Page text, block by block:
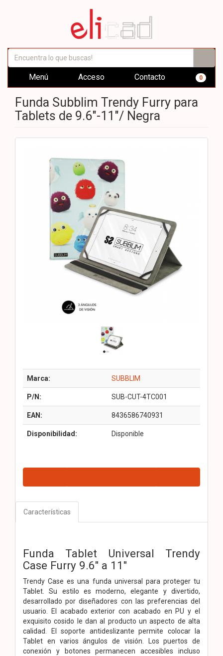
Menú Acceso Contacto 0
Funda Subblim Trendy Furry para
Tablets de 9.6"-11"/ Negra
Marca: SUBBLIM
P/N: SUB-CUT-4TC001
EAN: 8436586740931
Disponibilidad: Disponible
Características
Funda Tablet Universal Trendy
Case Furry 9.6″ a 11″
Trendy Case es una funda universal para proteger tu
Tablet. Su estilo es moderno, elegante y divertido,
desarrollado por diseñadores con las preferencias del
usuario.
El acabado exterior con acabado en PU y el
exquisito cosido le dan al producto un aspecto de alta
calidad.
El soporte antideslizante permite colocar la
Tablet en varios ángulos de visión.
Los puertos de
conexión y botones permanecen accesibles incluso